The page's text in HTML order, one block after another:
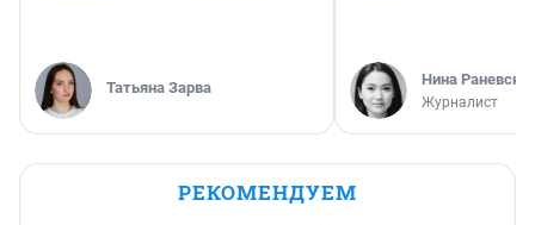
Татьяна Зарва Нина
Журналист
РЕКОМЕНДУЕМ